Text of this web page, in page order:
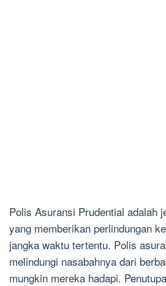
Polis Asuransi Prudential adalah
yang memberikan perlindungan
jangka waktu tertentu. Polis
melindungi nasabahnya dari
mungkin mereka hadapi.